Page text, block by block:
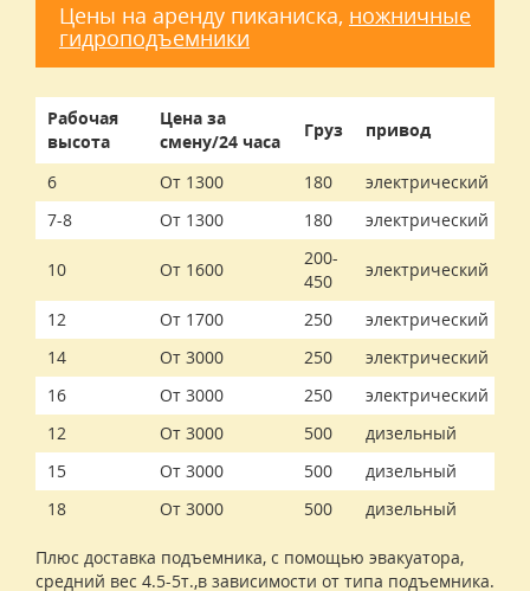
Цены на аренду пиканиска, ножничные
гидроподъемники
Рабочая
высота
Цена за
смену/24 часа
Груз привод
6 От 1300 180
электрический
7-8
От 1300 180 электрический
10 От 1600
200-
450
электрический
12 От 1700 250
электрический
14
От 3000 250
электрический
16
От 3000 250
электрический
12
От 3000 500
дизельный
15
От 3000 500
дизельный
18
От 3000 500 дизельный
Плюс доставка подъемника, с помощью эвакуатора,
средний вес 4.5-5т.,в зависимости от типа подъемника.